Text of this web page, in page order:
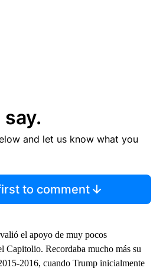
and let us know what you
to comment
el apoyo de muy pocos
Capitolio. Recordaba mucho más su
2016, cuando Trump inicialmente